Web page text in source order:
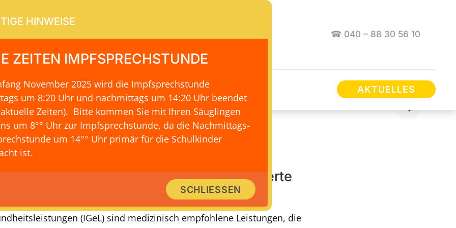
☎ 040 – 88 30 56 10
KONTAKT & LAGE AKTUELLES
INDIVIDUELLE GESUNDHEITSLEISTUNGEN (IGEL)
Gesundheitsangebote: Maßgeschneiderte
für die Vorsorge Ihres Kindes
(IGeL) sind medizinisch empfohlene Leistungen, die
HINWEISE
ZEITEN IMPFSPRECHSTUNDE
November 2025 wird die Impfsprechstunde
um 8:20 Uhr und nachmittags um 14:20 Uhr beendet
Zeiten). Bitte kommen Sie mit Ihren Säuglingen
um 8°° Uhr zur Impfsprechstunde, da die Nachmittags-
um 14°° Uhr primär für die Schulkinder
ist.
SCHLIESSEN